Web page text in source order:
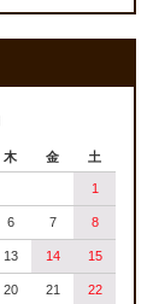
木 金 土
1
6 7 8
13 14 15
20 21 22